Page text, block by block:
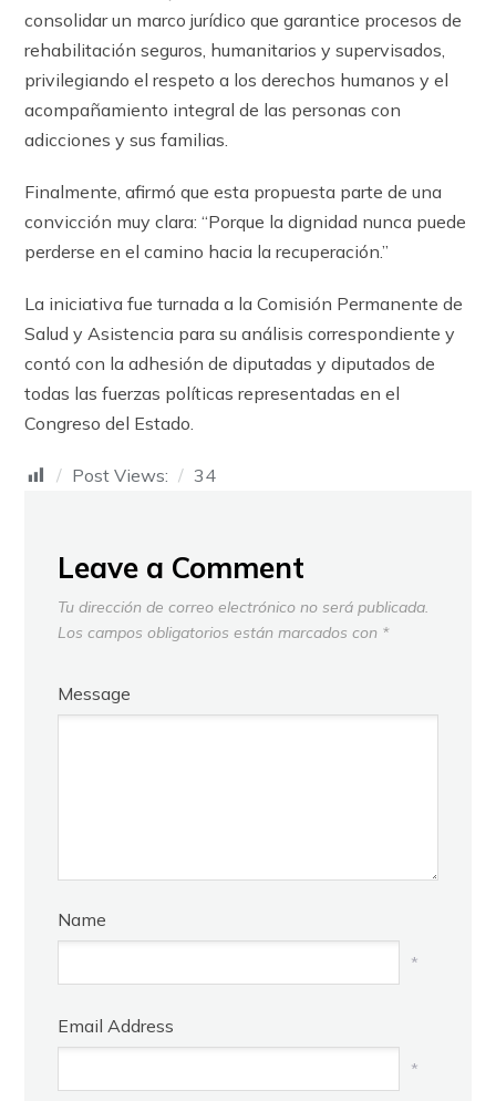
consolidar un marco jurídico que garantice procesos de
rehabilitación seguros, humanitarios y supervisados,
privilegiando el respeto a los derechos humanos y el
acompañamiento integral de las personas con
adicciones y sus familias.
Finalmente, afirmó que esta propuesta parte de una
convicción muy clara: “Porque la dignidad nunca puede
perderse en el camino hacia la recuperación.”
La iniciativa fue turnada a la Comisión Permanente de
Salud y Asistencia para su análisis correspondiente y
contó con la adhesión de diputadas y diputados de
todas las fuerzas políticas representadas en el
Congreso del Estado.
Post Views: 34
Leave a Comment
Tu dirección de correo electrónico no será publicada.
Los campos obligatorios están marcados con *
Message
Name
*
Email Address
*